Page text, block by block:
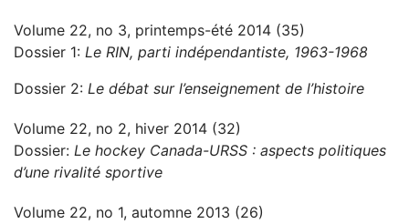
Volume 22, no 3, printemps-été 2014 (35)
Dossier 1: Le RIN, parti indépendantiste, 1963-1968
Dossier 2: Le débat sur l’enseignement de l’histoire
Volume 22, no 2, hiver 2014 (32)
Dossier: Le hockey Canada-URSS : aspects politiques
d’une rivalité sportive
Volume 22, no 1, automne 2013 (26)